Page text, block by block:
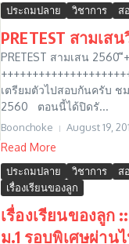
ประถมปลาย วิชาการ ส
PRETEST สามเ
PRETEST สามเสน 2560
เตรียมตัวไปสอบกันครับ ช
2560 ตอนนี้ได้ปิดรั...
Boonchoke August 19,
Read More
ประถมปลาย วิชาการ
ส
เรื่องเรียนของลูก
เรื่องเรียนของลูก
ม.1 รอบพิเศษผ่าน